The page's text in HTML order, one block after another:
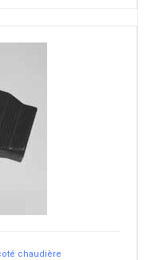
chaudière